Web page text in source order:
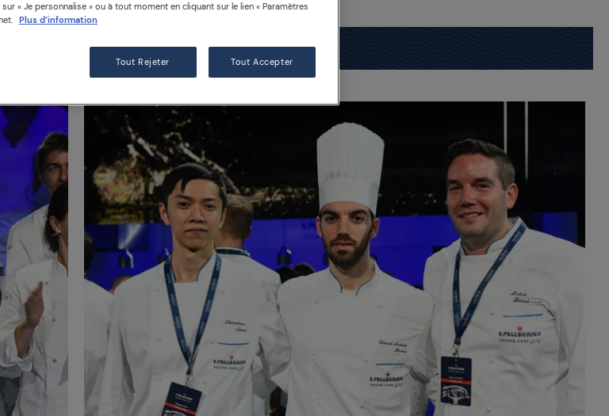
NEWS
« Je personnalise » ou à tout moment en cliquant sur le lien « Paramètres
Plus d’information
Tout Rejeter Tout Accepter